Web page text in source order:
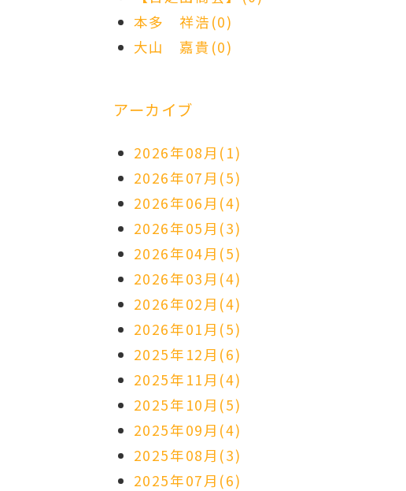
本多 祥浩(0)
大山 嘉貴(0)
アーカイブ
2026年08月(1)
2026年07月(5)
2026年06月(4)
2026年05月(3)
2026年04月(5)
2026年03月(4)
2026年02月(4)
2026年01月(5)
2025年12月(6)
2025年11月(4)
2025年10月(5)
2025年09月(4)
2025年08月(3)
2025年07月(6)